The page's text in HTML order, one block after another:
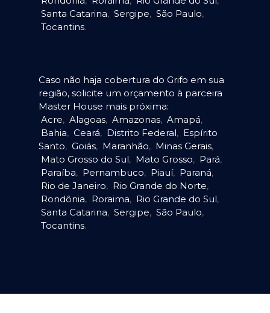
Santa Catarina, Sergipe, São Paulo,
Tocantins.
Caso não haja cobertura do Grifo em sua
região, solicite um orçamento à parceira
Master House mais próxima:
Acre, Alagoas, Amazonas, Amapá,
Bahia, Ceará, Distrito Federal, Espírito
Santo, Goiás, Maranhão, Minas Gerais,
Mato Grosso do Sul, Mato Grosso, Pará,
Paraíba, Pernambuco, Piauí, Paraná,
Rio de Janeiro, Rio Grande do Norte,
Rondônia, Roraima, Rio Grande do Sul,
Santa Catarina, Sergipe, São Paulo,
Tocantins.